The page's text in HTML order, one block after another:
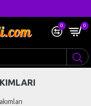
0 0